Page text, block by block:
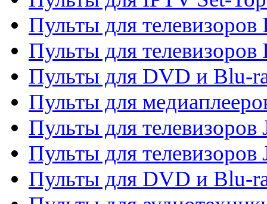
Пульты для телевизоров
Пульты для телевизоров
Пульты для DVD и Blu-
Пульты для
Пульты для телевизоров
Пульты для телевизоров
Пульты для DVD и Blu-